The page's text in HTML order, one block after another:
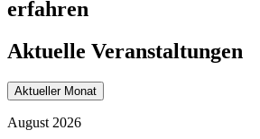
erfahren
Aktuelle Veran­staltungen
Aktueller Monat
August 2026